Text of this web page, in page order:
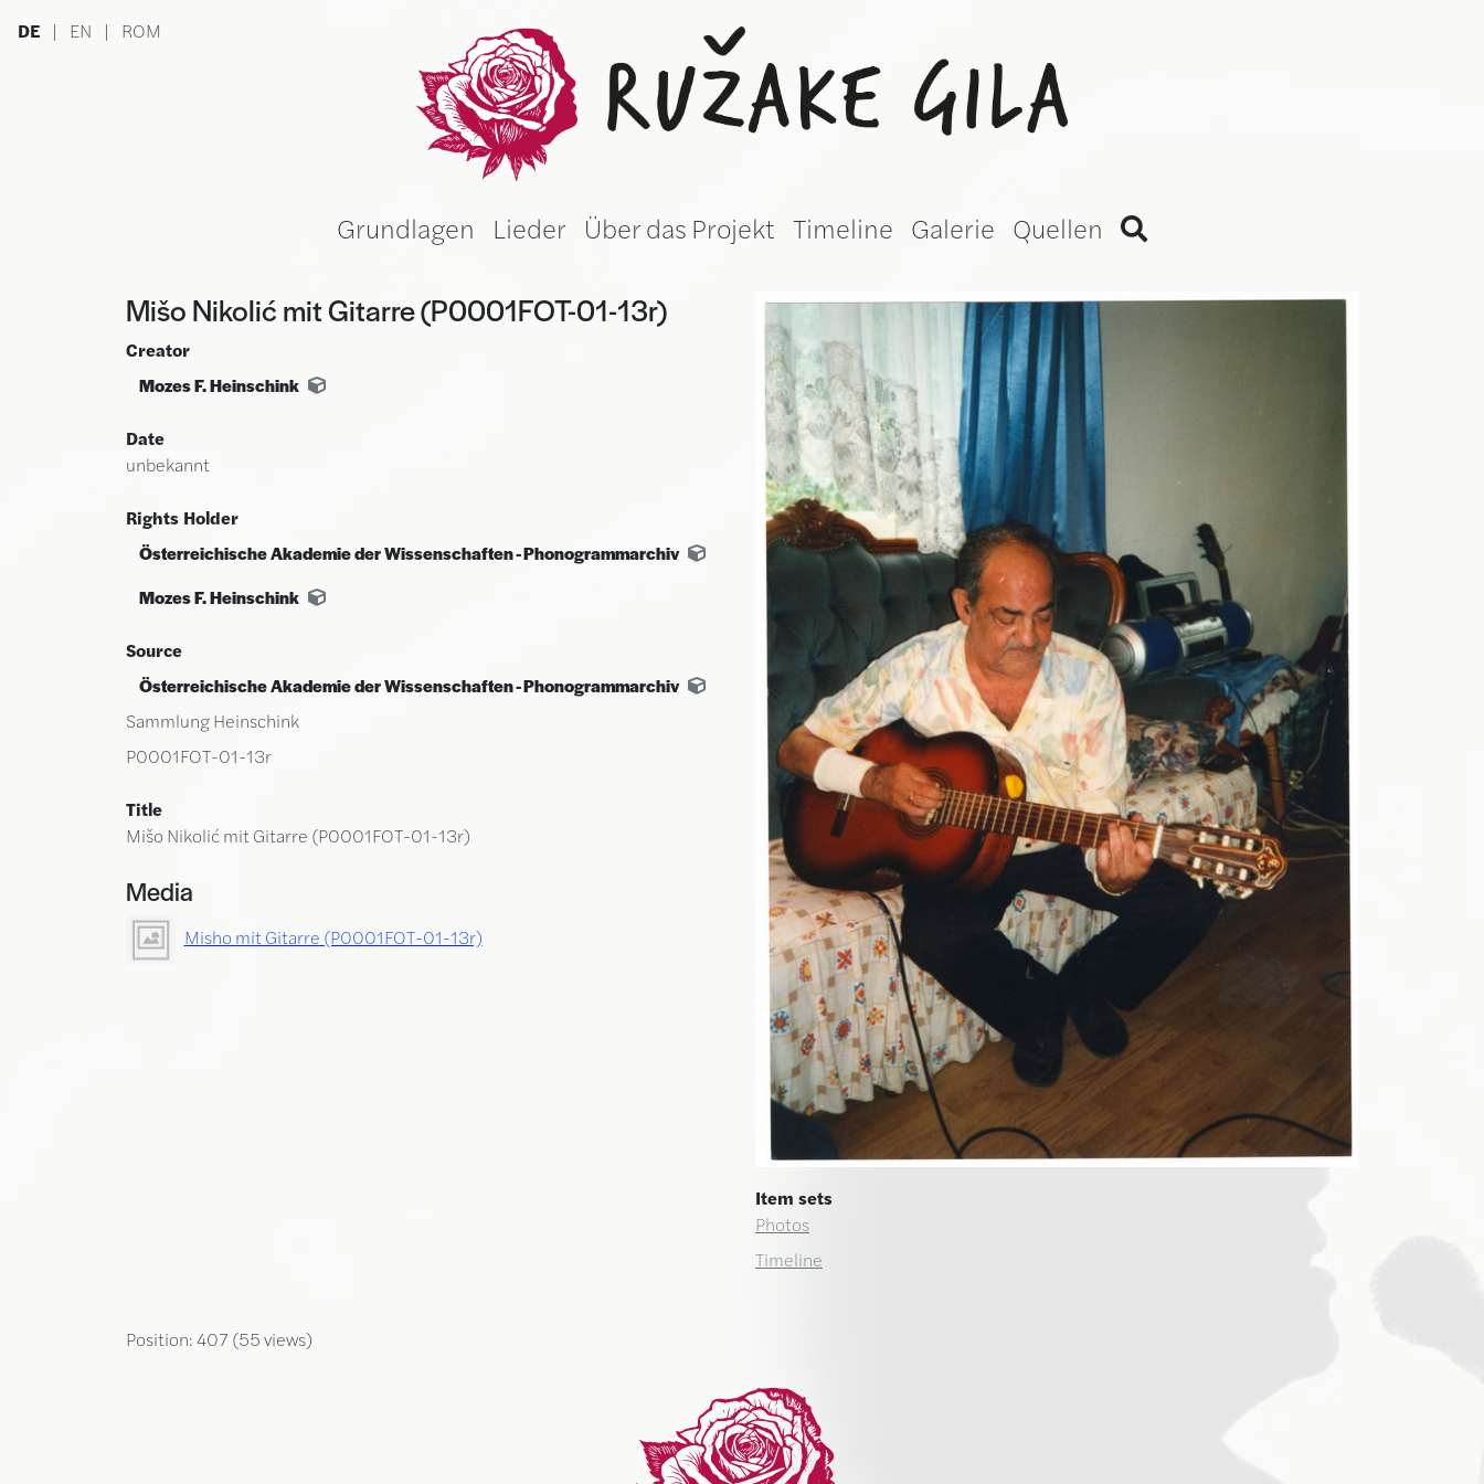
DE | EN | ROM Ružake gila (German Version)
Grundlagen Lieder Über das Projekt Timeline Galerie Quellen
Mišo Nikolić mit Gitarre (P0001FOT-01-13r)
Creator
Mozes F. Heinschink
Date
unbekannt
Rights Holder
Österreichische Akademie der Wissenschaften - Phonogrammarchiv
Mozes F. Heinschink
Source
Österreichische Akademie der Wissenschaften - Phonogrammarchiv
Sammlung Heinschink
P0001FOT-01-13r
Title
Mišo Nikolić mit Gitarre (P0001FOT-01-13r)
Media
Misho mit Gitarre (P0001FOT-01-13r)
Item sets
Photos
Timeline
Position:407 (55views)